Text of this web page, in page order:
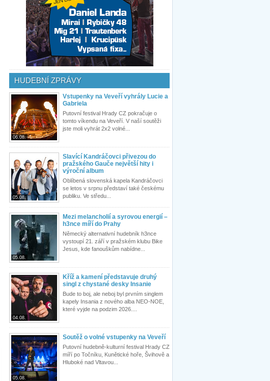
HUDEBNÍ ZPRÁVY
06.08.
Vstupenky na Veveří vyhrály Lucie a
Gabriela
Putovní festival Hrady CZ pokračuje o
tomto víkendu na Veveří. V naší soutěži
jste moli vyhrát 2x2 volné...
05.08.
Slavící Kandráčovci přivezou do
pražského Gauče největší hity i
výroční album
Oblíbená slovenská kapela Kandráčovci
se letos v srpnu představí také českému
publiku. Ve středu...
05.08.
Mezi melancholií a syrovou energií –
h3nce míří do Prahy
Německý alternativní hudebník h3nce
vystoupí 21. září v pražském klubu Bike
Jesus, kde fanouškům nabídne...
04.08.
Kříž a kamení představuje druhý
singl z chystané desky Insanie
Bude to boj, ale neboj byl prvním singlem
kapely Insania z nového alba NEO-NOE,
které vyjde na podzim 2026....
05.08.
Soutěž o volné vstupenky na Veveří
Putovní hudebně-kulturní festival Hrady CZ
míří po Točníku, Kunětické hoře, Švihově a
Hluboké nad Vltavou...